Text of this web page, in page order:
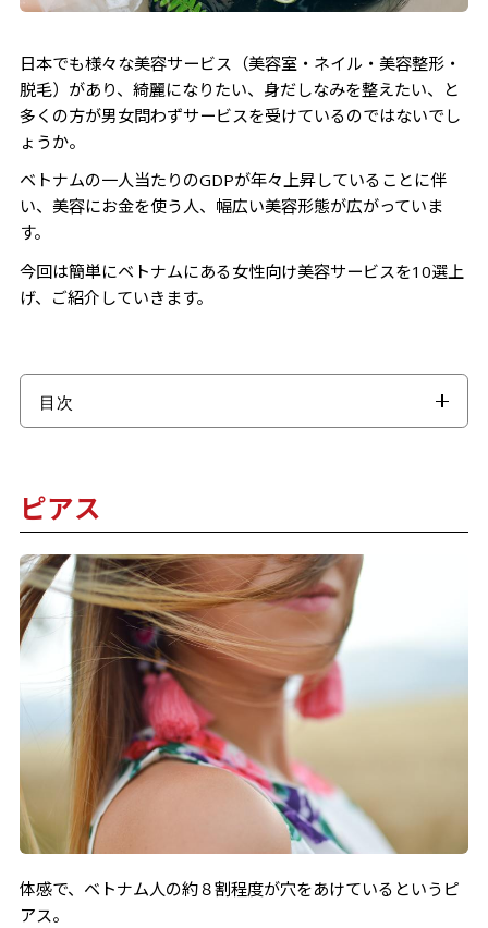
日本でも様々な美容サービス（美容室・ネイル・美容整形・
脱毛）があり、綺麗になりたい、身だしなみを整えたい、と
多くの方が男女問わずサービスを受けているのではないでし
ょうか。
ベトナムの一人当たりのGDPが年々上昇していることに伴
い、美容にお金を使う人、幅広い美容形態が広がっていま
す。
今回は簡単にベトナムにある女性向け美容サービスを10選上
げ、ご紹介していきます。
目次
ヘアケア・耳ケア
マツエク・まつ毛パーマ
アートメイク
セラミック人口歯、ホワイトニング、矯正
脱毛
全身美白スパ
プチ整形
タトゥー
ピアス
体感で、ベトナム人の約８割程度が穴をあけているというピ
アス。